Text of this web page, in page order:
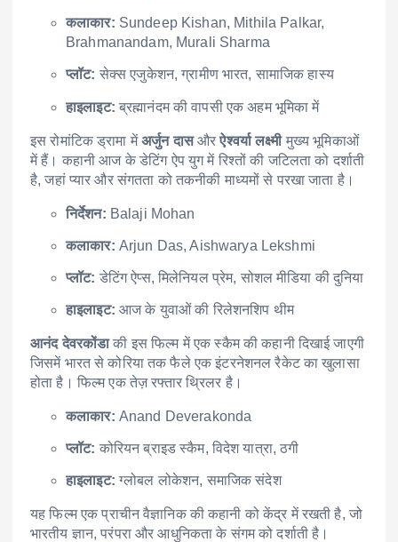
कलाकार: Sundeep Kishan, Mithila Palkar,
Brahmanandam, Murali Sharma
प्लॉट: सेक्स एजुकेशन, ग्रामीण भारत, सामाजिक हास्य
हाइलाइट: ब्रह्मानंदम की वापसी एक अहम भूमिका में
इस रोमांटिक ड्रामा मेंअर्जुन दासऔरऐश्वर्या लक्ष्मीमुख्य भूमिकाओं
में हैं। कहानी आज के डेटिंग ऐप युग में रिश्तों की जटिलता को दर्शाती
है, जहां प्यार और संगतता को तकनीकी माध्यमों से परखा जाता है।
निर्देशन: Balaji Mohan
कलाकार: Arjun Das, Aishwarya Lekshmi
प्लॉट: डेटिंग ऐप्स, मिलेनियल प्रेम, सोशल मीडिया की दुनिया
हाइलाइट: आज के युवाओं की रिलेशनशिप थीम
आनंद देवरकोंडाकी इस फिल्म में एक स्कैम की कहानी दिखाई जाएगी
जिसमें भारत से कोरिया तक फैले एक इंटरनेशनल रैकेट का खुलासा
होता है। फिल्म एक तेज़ रफ्तार थ्रिलर है।
कलाकार: Anand Deverakonda
प्लॉट: कोरियन ब्राइड स्कैम, विदेश यात्रा, ठगी
हाइलाइट: ग्लोबल लोकेशन, समाजिक संदेश
यह फिल्म एक प्राचीन वैज्ञानिक की कहानी को केंद्र में रखती है, जो
भारतीय ज्ञान, परंपरा और आधुनिकता के संगम को दर्शाती है।